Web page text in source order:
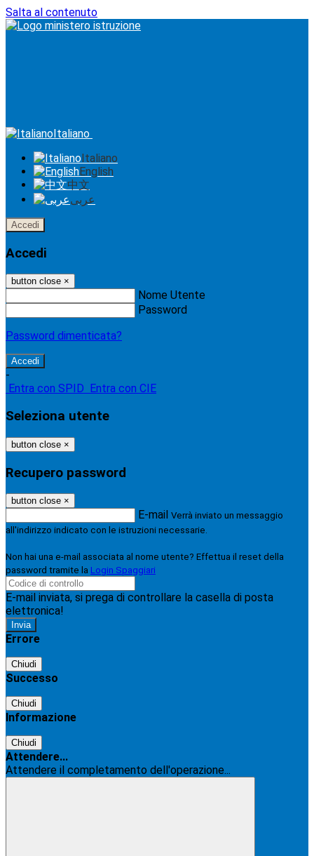
Salta al contenuto
Italiano
Italiano
English
中文
عربى
Accedi
Accedi
button close ×
Nome Utente
Password
Password dimenticata?
-
Entra con SPID
Entra con CIE
Seleziona utente
button close ×
Recupero password
button close ×
E-mail Verrà inviato un messaggio
all'indirizzo indicato con le istruzioni necessarie.
Non hai una e-mail associata al nome utente? Effettua il reset della
password tramite la Login Spaggiari
E-mail inviata, si prega di controllare la casella di posta
elettronica!
Errore
Chiudi
Successo
Chiudi
Informazione
Chiudi
Attendere...
Attendere il completamento dell'operazione...